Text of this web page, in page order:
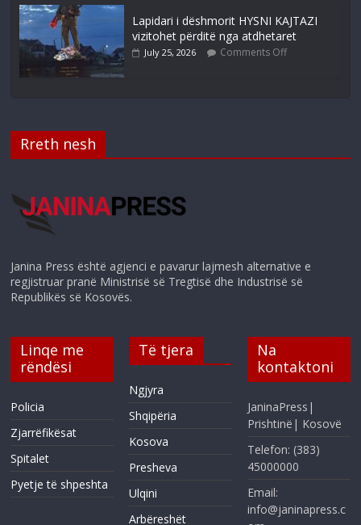
Lapidari i dëshmorit HYSNI KAJTAZI
vizitohet përditë nga atdhetaret
July 25, 2026 Comments Off
Rreth nesh
Janina Press është agjenci e pavarur lajmesh alternative e
regjistruar pranë Ministrisë së Tregtisë dhe Industrisë së
Republikës së Kosovës.
Linqe me
rëndësi
Policia
Zjarrëfikësat
Spitalet
Pyetje të shpeshta
Të tjera
Ngjyra
Shqipëria
Kosova
Presheva
Ulqini
Arbëreshët
Na
kontaktoni
JaninaPress|
Prishtinë| Kosovë
Telefon: (383)
45000000
Email:
info@janinapress.c